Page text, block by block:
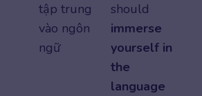
tập trung
vào ngôn
ngữ
should
immerse
yourself in
the
language